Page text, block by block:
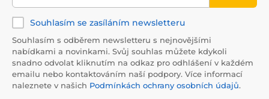
Souhlasím se zasíláním newsletteru
Souhlasím s odběrem newsletteru s nejnovějšími
nabídkami a novinkami. Svůj souhlas můžete kdykoli
snadno odvolat kliknutím na odkaz pro odhlášení v každém
emailu nebo kontaktováním naší podpory. Více informací
naleznete v našich Podmínkách ochrany osobních údajů.